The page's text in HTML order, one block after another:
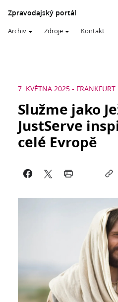
Zpravodajský portál
Archiv Zdroje Kontakt
7. KVĚTNA 2025 - FRANKFURT
Služme jako
JustServe
celé Evropě